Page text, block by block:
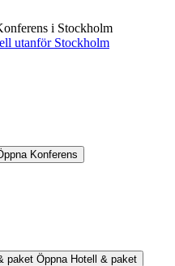
Konferens
paket Öppna Hotell & paket